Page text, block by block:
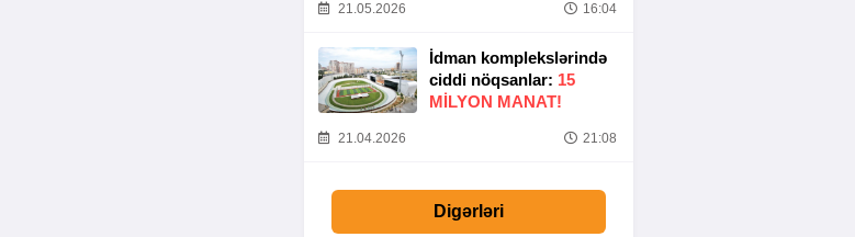
21.05.2026 16:04
İdman komplekslərində
ciddi nöqsanlar: 15
MILYON MANAT!
21.04.2026 21:08
Digərləri